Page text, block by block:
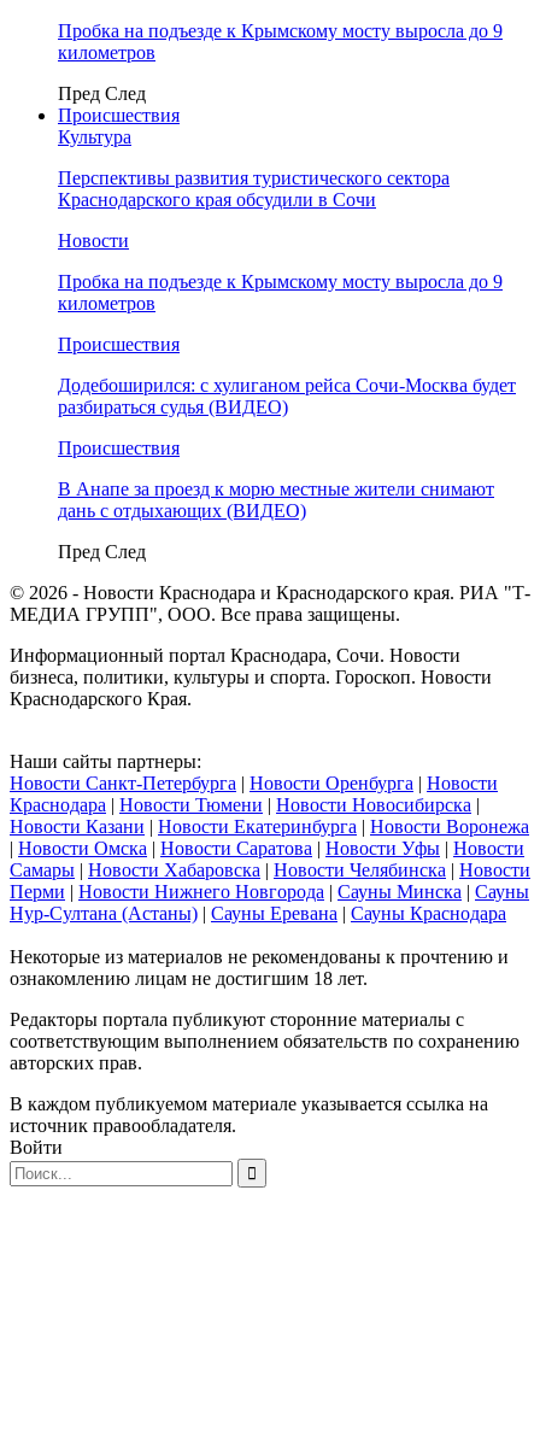
Пробка на подъезде к Крымскому мосту выросла до 9
километров
Пред След
Происшествия
Культура
Перспективы развития туристического сектора
Краснодарского края обсудили в Сочи
Новости
Пробка на подъезде к Крымскому мосту выросла до 9
километров
Происшествия
Додебоширился: с хулиганом рейса Сочи-Москва будет
разбираться судья (ВИДЕО)
Происшествия
В Анапе за проезд к морю местные жители снимают
дань с отдыхающих (ВИДЕО)
Пред След
© 2026 - Новости Краснодара и Краснодарского края. РИА "Т-
МЕДИА ГРУПП", ООО. Все права защищены.
Информационный портал Краснодара, Сочи. Новости
бизнеса, политики, культуры и спорта. Гороскоп. Новости
Краснодарского Края.
Наши сайты партнеры:
Новости Санкт-Петербурга | Новости Оренбурга | Новости
Краснодара | Новости Тюмени | Новости Новосибирска |
Новости Казани | Новости Екатеринбурга | Новости Воронежа
| Новости Омска | Новости Саратова | Новости Уфы | Новости
Самары | Новости Хабаровска | Новости Челябинска | Новости
Перми | Новости Нижнего Новгорода | Сауны Минска | Сауны
Нур-Султана (Астаны) | Сауны Еревана | Сауны Краснодара
Некоторые из материалов не рекомендованы к прочтению и
ознакомлению лицам не достигшим 18 лет.
Редакторы портала публикуют сторонние материалы с
соответствующим выполнением обязательств по сохранению
авторских прав.
В каждом публикуемом материале указывается ссылка на
источник правообладателя.
Войти